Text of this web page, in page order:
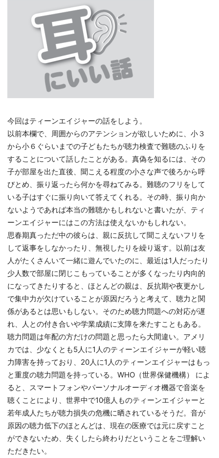
今回はティーンエイジャーの話をしよう。
以前本欄で、周囲からのアテンションが欲しいために、小３
から小６ぐらいまでの子どもたちが聴力検査で難聴のふりを
することについて話したことがある。真偽を知るには、その
子が部屋を出た直後、聞こえる程度の小さな声で後ろから呼
びとめ、振り返ったら何かを尋ねてみる。難聴のフリをして
いる子はすぐに振り向いて答えてくれる。その時、振り向か
ないようであれば本当の難聴かもしれないと書いたが、ティ
ーンエイジャーにはこの方法は使えないかもしれない。
思春期真っただ中の彼らは、親に反抗して聞こえないフリを
して返事をしなかったり、無視したりを繰り返す。以前は友
人がたくさんいて一緒に遊んでいたのに、最近は1人だったり
少人数で部屋に閉じこもっていることが多くなったり内向的
になってきたりすると、ほとんどの親は、反抗期や夜更かし
で集中力が欠けていることが原因だろうと考えて、聴力と関
係があるとは思いもしない。そのため聴力問題への対応が遅
れ、人との付き合いや学業成績に支障を来たすこともある。
聴力問題は年配の方だけの問題と思ったら大間違い。アメリ
カでは、少なくとも5人に1人のティーンエイジャーが軽い聴
力障害を持っており、20人に1人のティーンエイジャーはもっ
と重度の聴力問題を持っている。WHO（世界保健機構） によ
ると、スマートフォンやパーソナルオーディオ機器で音楽を
聴くことにより、世界中で10億人ものティーンエイジャーと
若年成人たちが聴力損失の危機に晒されているそうだ。音が
原因の聴力低下のほとんどは、現在の医療では元に戻すこと
ができないため、失くしたら終わりだということをご理解い
ただきたい。